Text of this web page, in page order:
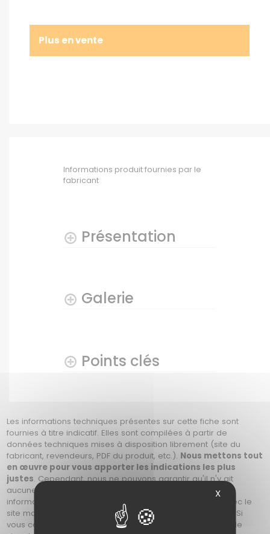
Plus en vente
Informations produit fournies par le
fabricant
Présentation
Galerie
Points clés
Les informations techniques présentes sur cette fiche sont
fournies à titre indicatif. Elles sont compilées à partir de
données techniques mises à disposition librement (site du
fabricant, revendeurs, PDF du produit, etc.). Nous mettons tout
en œuvre pour vous apporter les indications les plus
justes. Cependant,nous ne pouvons garantirqu'il n'y ait
aucune erreur. Il appartient donc à chacun de vérifier les
informations avant son achat, soit en prenant contact avec le
site marchand, ou en se référant au site du constructeur. Si
vous constatez une erreur sur cette fiche, merci de nous le
X